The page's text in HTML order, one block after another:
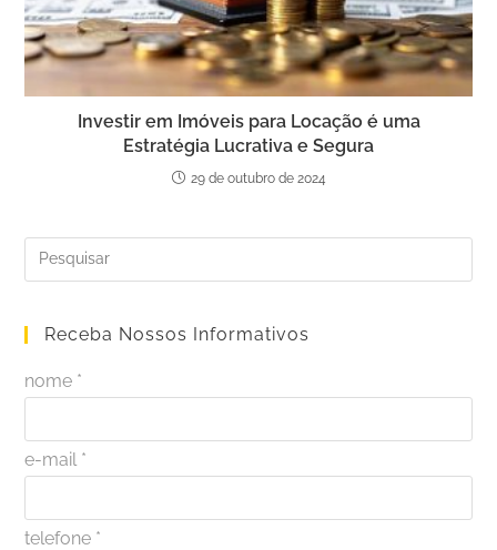
Investir em Imóveis para Locação é uma
Estratégia Lucrativa e Segura
29 de outubro de 2024
Receba Nossos Informativos
nome *
e-mail *
telefone *